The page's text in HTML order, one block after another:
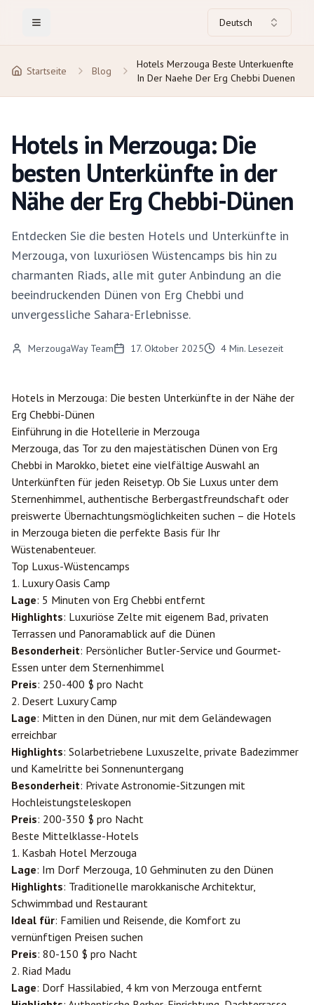
Toggle Menu Deutsch
Startseite Blog
Hotels Merzouga Beste Unterkuenfte
In Der Naehe Der Erg Chebbi Duenen
Hotels in Merzouga: Die
besten Unterkünfte in der
Nähe der Erg Chebbi-Dünen
Entdecken Sie die besten Hotels und Unterkünfte in
Merzouga, von luxuriösen Wüstencamps bis hin zu
charmanten Riads, alle mit guter Anbindung an die
beeindruckenden Dünen von Erg Chebbi und
unvergessliche Sahara-Erlebnisse.
MerzougaWay Team 17. Oktober 2025 4 Min. Lesezeit
Hotels in Merzouga: Die besten Unterkünfte in der Nähe der
Erg Chebbi-Dünen
Einführung in die Hotellerie in Merzouga
Merzouga, das Tor zu den majestätischen Dünen von Erg
Chebbi in Marokko, bietet eine vielfältige Auswahl an
Unterkünften für jeden Reisetyp. Ob Sie Luxus unter dem
Sternenhimmel, authentische Berbergastfreundschaft oder
preiswerte Übernachtungsmöglichkeiten suchen – die Hotels
in Merzouga bieten die perfekte Basis für Ihr
Wüstenabenteuer.
Top Luxus-Wüstencamps
1. Luxury Oasis Camp
Lage: 5 Minuten von Erg Chebbi entfernt
Highlights: Luxuriöse Zelte mit eigenem Bad, privaten
Terrassen und Panoramablick auf die Dünen
Besonderheit: Persönlicher Butler-Service und Gourmet-
Essen unter dem Sternenhimmel
Preis: 250-400 $ pro Nacht
2. Desert Luxury Camp
Lage: Mitten in den Dünen, nur mit dem Geländewagen
erreichbar
Highlights: Solarbetriebene Luxuszelte, private Badezimmer
und Kamelritte bei Sonnenuntergang
Besonderheit: Private Astronomie-Sitzungen mit
Hochleistungsteleskopen
Preis: 200-350 $ pro Nacht
Beste Mittelklasse-Hotels
1. Kasbah Hotel Merzouga
Lage: Im Dorf Merzouga, 10 Gehminuten zu den Dünen
Highlights: Traditionelle marokkanische Architektur,
Schwimmbad und Restaurant
Ideal für: Familien und Reisende, die Komfort zu
vernünftigen Preisen suchen
Preis: 80-150 $ pro Nacht
2. Riad Madu
Lage: Dorf Hassilabied, 4 km von Merzouga entfernt